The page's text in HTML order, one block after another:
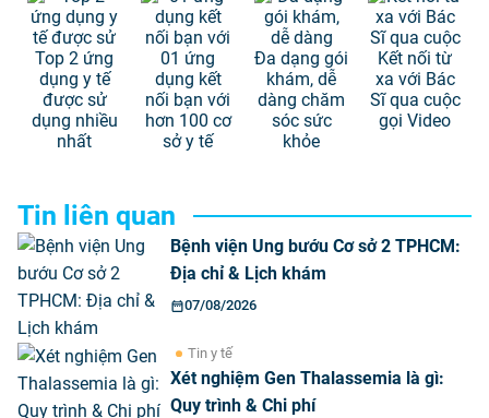
Top 2 ứng
dụng y tế
được sử
dụng nhiều
nhất
01 ứng
dụng kết
nối bạn với
hơn 100 cơ
sở y tế
Đa dạng gói
khám, dễ
dàng chăm
sóc sức
khỏe
Kết nối từ
xa với Bác
Sĩ qua cuộc
gọi Video
Tin liên quan
Bệnh viện Ung bướu Cơ sở 2 TPHCM:
Địa chỉ & Lịch khám
07/08/2026
Tin y tế
Xét nghiệm Gen Thalassemia là gì:
Quy trình & Chi phí